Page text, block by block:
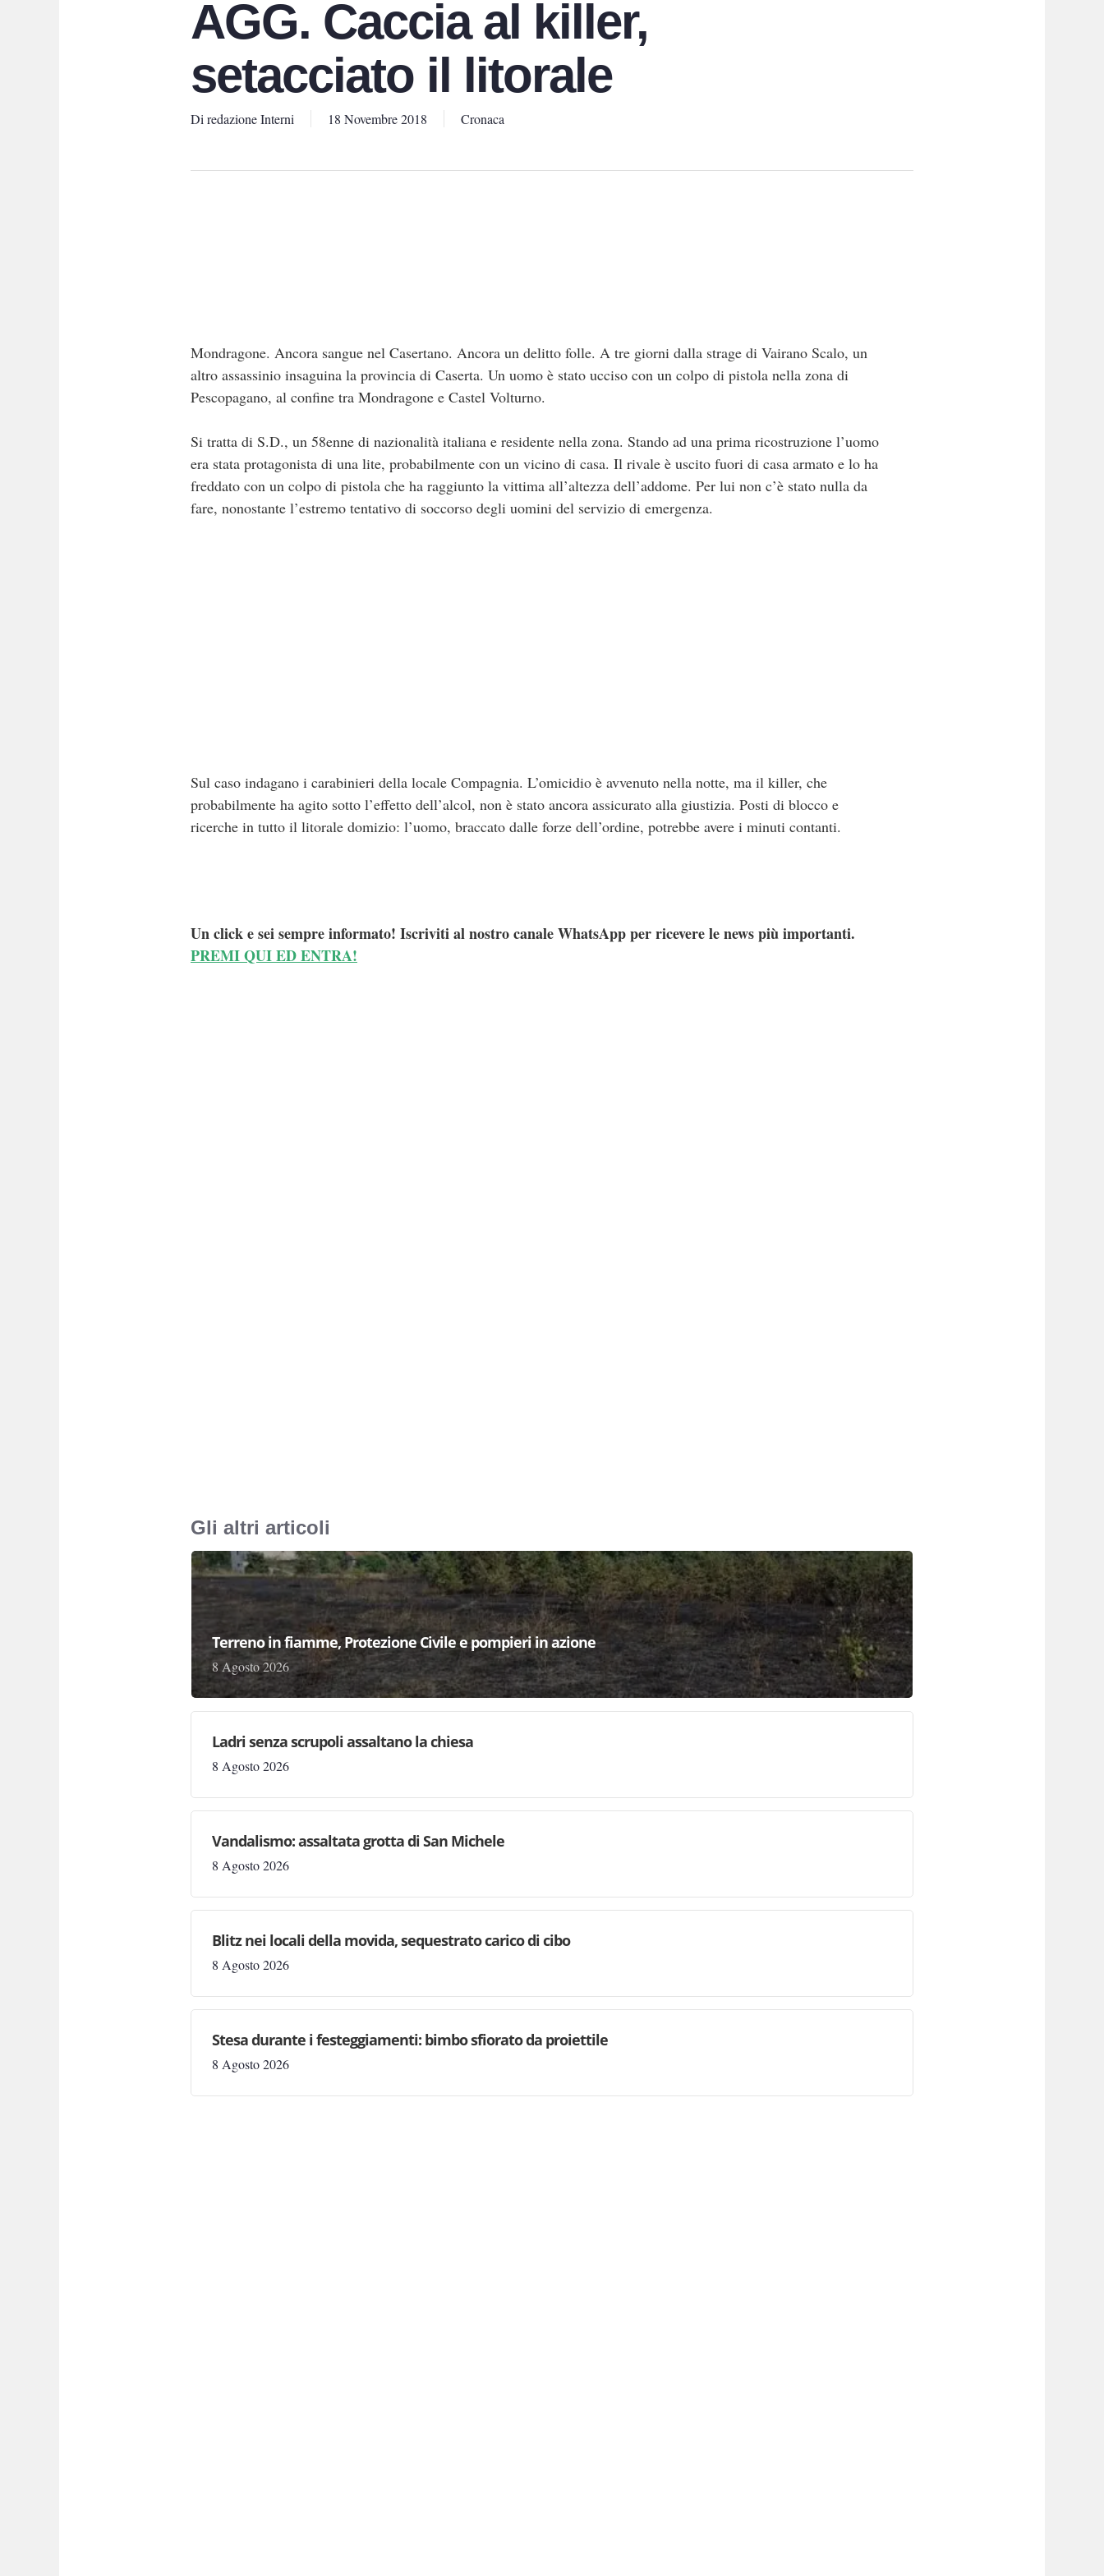
AGG. Caccia al killer,
setacciato il litorale
Di redazione Interni 18 Novembre 2018 Cronaca
Mondragone. Ancora sangue nel Casertano. Ancora un delitto folle. A tre giorni dalla strage di Vairano Scalo, un
altro assassinio insaguina la provincia di Caserta. Un uomo è stato ucciso con un colpo di pistola nella zona di
Pescopagano, al confine tra Mondragone e Castel Volturno.
Si tratta di S.D., un 58enne di nazionalità italiana e residente nella zona. Stando ad una prima ricostruzione l’uomo
era stata protagonista di una lite, probabilmente con un vicino di casa. Il rivale è uscito fuori di casa armato e lo ha
freddato con un colpo di pistola che ha raggiunto la vittima all’altezza dell’addome. Per lui non c’è stato nulla da
fare, nonostante l’estremo tentativo di soccorso degli uomini del servizio di emergenza.
Sul caso indagano i carabinieri della locale Compagnia. L’omicidio è avvenuto nella notte, ma il killer, che
probabilmente ha agito sotto l’effetto dell’alcol, non è stato ancora assicurato alla giustizia. Posti di blocco e
ricerche in tutto il litorale domizio: l’uomo, braccato dalle forze dell’ordine, potrebbe avere i minuti contanti.
Un click e sei sempre informato! Iscriviti al nostro canale WhatsApp per ricevere le news più importanti.
PREMI QUI ED ENTRA!
Gli altri articoli
Terreno in fiamme, Protezione Civile e pompieri in azione
8 Agosto 2026
Ladri senza scrupoli assaltano la chiesa
8 Agosto 2026
Vandalismo: assaltata grotta di San Michele
8 Agosto 2026
Blitz nei locali della movida, sequestrato carico di cibo
8 Agosto 2026
Stesa durante i festeggiamenti: bimbo sfiorato da proiettile
8 Agosto 2026